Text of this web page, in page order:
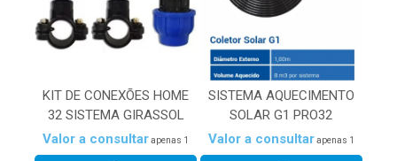
KIT DE CONEXÕES HOME
32 SISTEMA GIRASSOL
Valor a consultarapenas 1
SISTEMA AQUECIMENTO
SOLAR G1 PRO32
Valor a consultarapenas 1